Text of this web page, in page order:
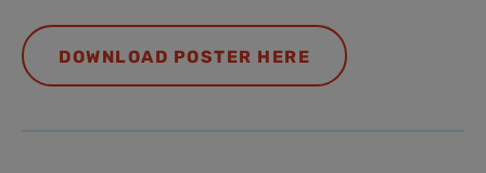
DOWNLOAD POSTER HERE